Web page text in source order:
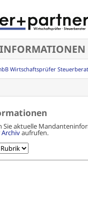
Wirtschaftsprüfer
Sie aktuelle
Archivaufrufen.